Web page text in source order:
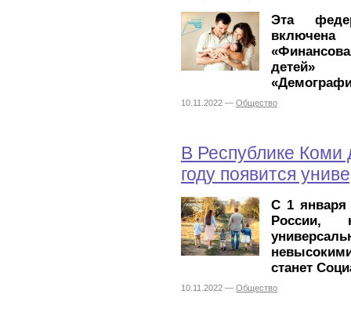
Эта
детей»
10.11.2022 — Общество
В Республике Коми
году появится
С 1 января
России,
станет
10.11.2022 — Общество